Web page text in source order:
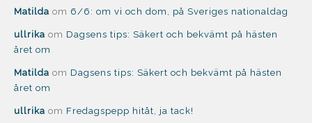
Matilda om 6/6: om vi och dom, på Sveriges nationaldag
ullrika om Dagsens tips: Säkert och bekvämt på hästen
året om
Matilda om Dagsens tips: Säkert och bekvämt på hästen
året om
ullrika om Fredagspepp hitåt, ja tack!